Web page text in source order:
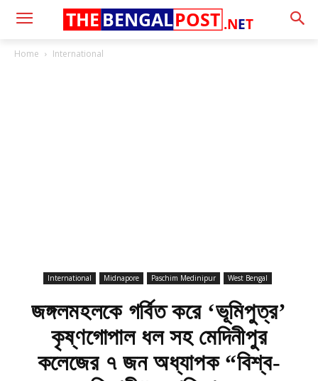
.NET
THE BENGALPOST
Home International
International Midnapore Paschim Medinipur West Bengal
জঙ্গলমহলকে গর্বিত করে ‘ভূমিপুত্র’
কৃষ্ণগোপাল ধল সহ মেদিনীপুর
কলেজের ৭ জন অধ্যাপক “বিশ্ব-